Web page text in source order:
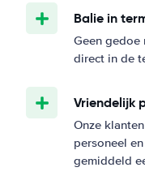
Balie in
Geen gedoe
direct in de
Vriendelijk
Onze
personeel
gemiddeld